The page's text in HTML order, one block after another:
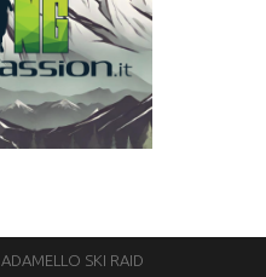
ADAMELLO SKI RAID